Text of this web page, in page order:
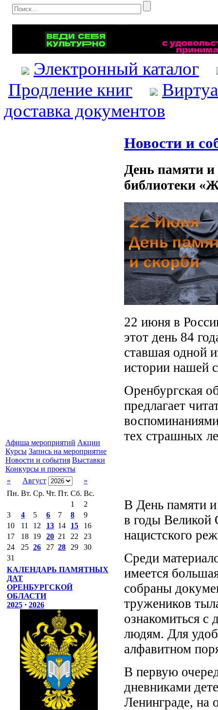
Электронный каталог
Продление книг
доставка документов
Афиша мероприятий Акции
Курсы Запись на мероприятие
Новости и события Выставки
Конкурсы и проекты
«
Август
»
Пн. Вт. Ср. Чт. Пт. Сб. Вс.
1
2
3
4 5 6 7 8
9
10
11 12 13 14 15
16
17
18 19 20 21 22
23
24
25 26 27 28 29
30
31
КАЛЕНДАРЬ ПАМЯТНЫХ
ДАТ
ОРЕНБУРГСКОЙ
ОБЛАСТИ
2025 · 2026
Новости и
День памяти и
библиотеки
22 июня в
этот день 84
ставшая одной
истории нашей
Оренбургская
предлагает
тех страшных
В День памяти и
в годы Великой
нацистского
Среди
имеется
собраны
тружеников
ознакомиться
людям. Для
алфавитном
В первую
дневниками
Ленинграде, на